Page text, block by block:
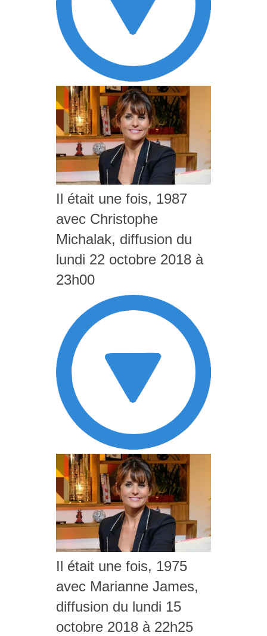
Il était une fois, 1987
avec Christophe
Michalak, diffusion du
lundi 22 octobre 2018 à
23h00
Il était une fois, 1975
avec Marianne James,
diffusion du lundi 15
octobre 2018 à 22h25